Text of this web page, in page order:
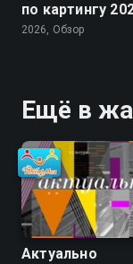
по картингу
Arrive and Drive
2026, Обзор
Ещё в
Актуально